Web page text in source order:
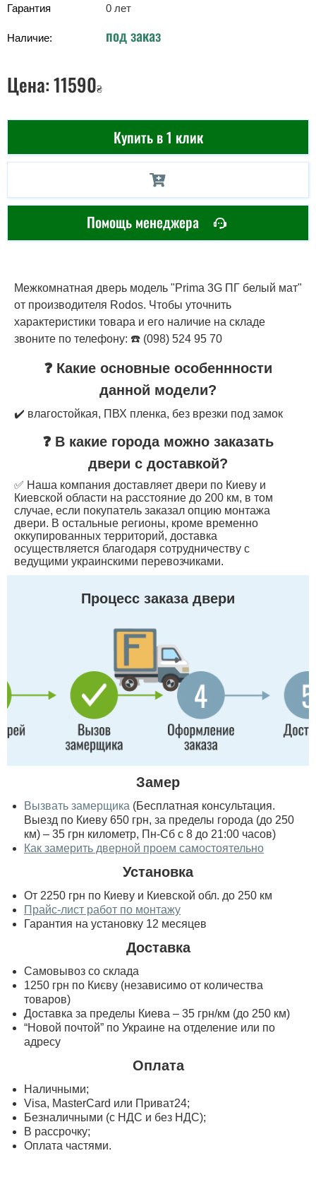
Гарантия
0 лет
Наличие: под заказ
Цена:11590₴
Купить в 1 клик
Помощь менеджера
Межкомнатная дверь модель "Prima 3G ПГ белый мат"
от производителя Rodos. Чтобы уточнить
характеристики товара и его наличие на складе
звоните по телефону: ☎️ (098) 524 95 70
❓ Какие основные особеннности
данной модели?
✔️ влагостойкая, ПВХ пленка, без врезки под замок
❓ В какие города можно заказать
двери с доставкой?
✅ Наша компания доставляет двери по Киеву и
Киевской области на расстояние до 200 км, в том
случае, если покупатель заказал опцию монтажа
двери. В остальные регионы, кроме временно
оккупированных территорий, доставка
осуществляется благодаря сотрудничеству с
ведущими украинскими перевозчиками.
Процесс заказа двери
Замер
Вызвать замерщика (Бесплатная консультация.
Выезд по Киеву 650 грн, за пределы города (до 250
км) – 35 грн километр, Пн-Сб с 8 до 21:00 часов)
Как замерить дверной проем самостоятельно
Установка
От 2250 грн по Киеву и Киевской обл. до 250 км
Прайс-лист работ по монтажу
Гарантия на установку 12 месяцев
Доставка
Самовывоз со склада
1250 грн по Києву (независимо от количества
товаров)
Доставка за пределы Киева – 35 грн/км (до 250 км)
“Новой почтой” по Украине на отделение или по
адресу
Оплата
Наличными;
Visa, MasterСard или Приват24;
Безналичными (с НДС и без НДС);
В рассрочку;
Оплата частями.